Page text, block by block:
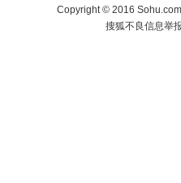
Copyright©2016
搜狐不良信息举